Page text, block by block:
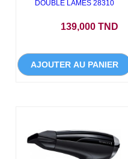
DOUBLE LAMES 28310
139,000 TND
AJOUTER AU PANIER